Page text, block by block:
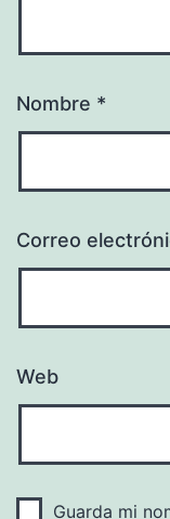
Nombre *
Correo
Web
Guarda mi